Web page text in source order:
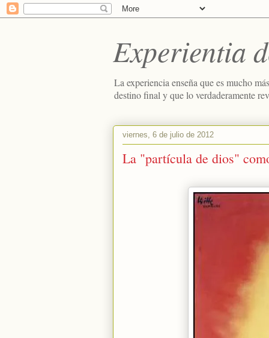
Experientia
La experiencia enseña que es mucho
destino final y que lo verdaderamente
viernes, 6 de julio de 2012
La "partícula de dios"